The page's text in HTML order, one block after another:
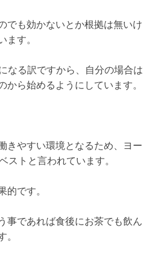
でも効かないとか根拠は無いけ
ます。
なる訳ですから、自分の場合は
ら始めるようにしています。
きやすい環境となるため、ヨー
ストと言われています。
的です。
事であれば食後にお茶でも飲ん
。